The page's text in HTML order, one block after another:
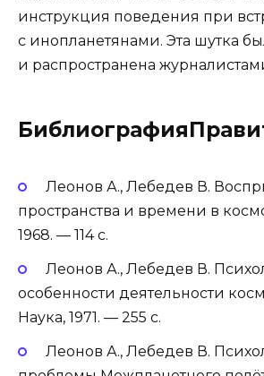
инструкция поведения при
с инопланетянами. Эта шутка
и распространена
Леонов А., Лебедев В.
пространства и времени в
1968. — 114 с.
Леонов А., Лебедев В.
особенности деятельности
Наука, 1971. — 255 с.
Леонов А., Лебедев В.